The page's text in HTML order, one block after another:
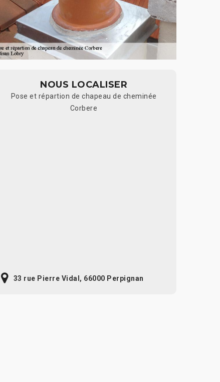
NOUS LOCALISER
Pose et répartion de chapeau de cheminée
Corbere
33 rue Pierre Vidal, 66000 Perpignan